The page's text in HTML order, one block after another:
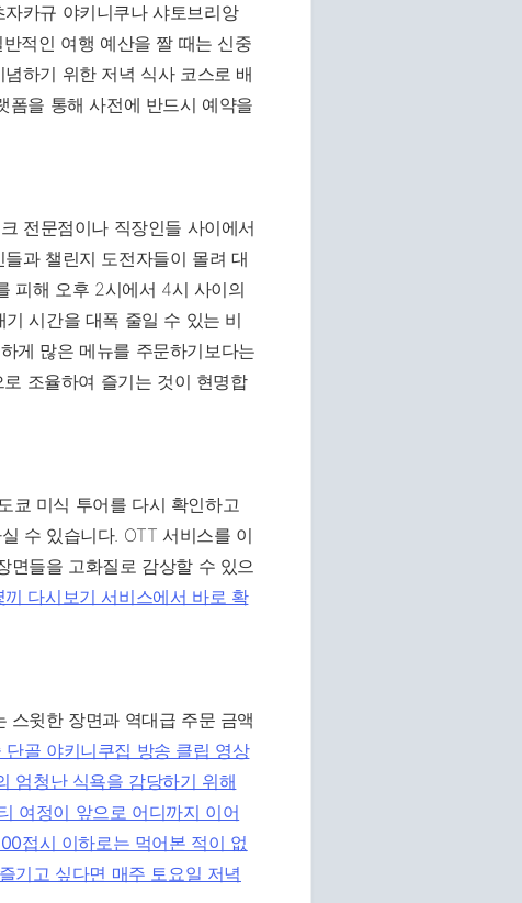
카규 야키니쿠나 샤토브리앙
적인 여행 예산을 짤 때는 신중
하기 위한 저녁 식사 코스로 배
폼을 통해 사전에 반드시 예약을
전문점이나 직장인들 사이에서
과 챌린지 도전자들이 몰려 대
피해 오후 2시에서 4시 사이의
시간을 대폭 줄일 수 있는 비
게 많은 메뉴를 주문하기보다는
조율하여 즐기는 것이 현명합
쿄 미식 투어를 다시 확인하고
수 있습니다. OTT 서비스를 이
면들을 고화질로 감상할 수 있으
끼 다시보기 서비스에서 바로 확
스윗한 장면과 역대급 주문 금액
단골 야키니쿠집 방송 클립 영상
엄청난 식욕을 감당하기 위해
여정이 앞으로 어디까지 이어
접시 이하로는 먹어본 적이 없
기고 싶다면 매주 토요일 저녁